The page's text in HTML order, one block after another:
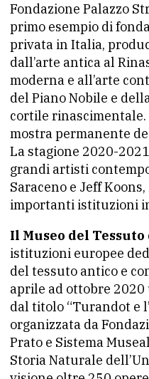
Fondazione Palazzo
primo esempio di
privata in Italia,
dall’arte antica al
moderna e all’arte
del Piano Nobile e
cortile rinascimentale.
mostra permanente
La stagione 2020-
grandi artisti
Saraceno e Jeff
importanti istituzioni
Il Museo del
istituzioni europee
del tessuto antico e
aprile ad ottobre
dal titolo “Turandot e
organizzata da
Prato e Sistema
Storia Naturale